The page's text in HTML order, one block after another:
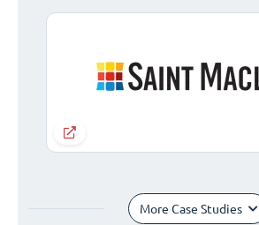
More Case Studies